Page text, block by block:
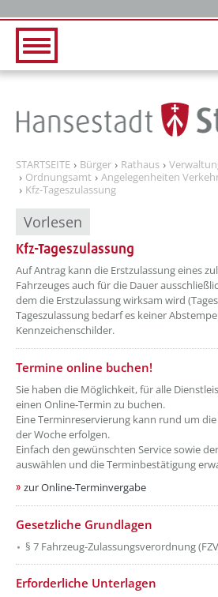
STARTSEITE Bürger Rathaus
Ordnungsamt
Angelegenheiten
Kfz-Tageszulassung
Vorlesen
Kfz-Tageszulassung
Auf Antrag kann die Erstzulassung eines
Fahrzeuges auch für die Dauer
dem die Erstzulassung wirksam wird
Tageszulassung bedarf es keiner
Kennzeichenschilder.
Termine online buchen!
Sie haben die Möglichkeit, für alle
einen Online-Termin zu buchen.
Eine Terminreservierung kann rund um
der Woche erfolgen.
Einfach den gewünschten Service sowie
auswählen und die Terminbestätigung
zur Online-Terminvergabe
Gesetzliche Grundlagen
§ 7 Fahrzeug-Zulassungsverordnung
Erforderliche Unterlagen